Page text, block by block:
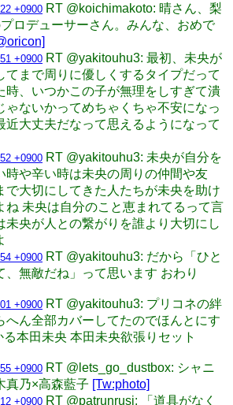
+0900 RT @koichimakoto: 晴さん、梨
ロデューサーさん。みんな、おめで
+0900 RT @yakitouhu3: 最初、未央が
てまで周りに優しくするタイプだって
時、いつかこの子が無理をしすぎて潰
ゃないかってめちゃくちゃ不安になっ
近大丈夫だなって思えるようになって
+0900 RT @yakitouhu3: 未央が自分を
時や辛い時は未央の周りの仲間や友
大切にしてきた人たちが未央を助け
ね 未央は自分のこと恵まれてるって言
未央が人との繋がりを誰より大切にし
+0900 RT @yakitouhu3: だから「ひと
、無敵だね」って思います おわり
+0900 RT @yakitouhu3: プリコネの絆
へん全部カバーしてたのでほんとにす
る本田未央 本田未央欲張りセット
+0900 RT @lets_go_dustbox: シャニ
乃×高森藍子 [Tw:photo]
+0900 RT @patrunrusi: 「道具がなく